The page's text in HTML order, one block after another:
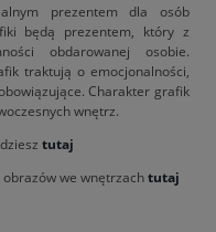
prezentem dla osób
będą prezentem, który z
obdarowanej osobie.
traktują o emocjonalności,
Charakter grafik
wnętrz.
tutaj
we wnętrzachtutaj